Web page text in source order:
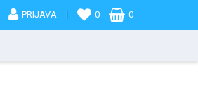
PRIJAVA | 0 0